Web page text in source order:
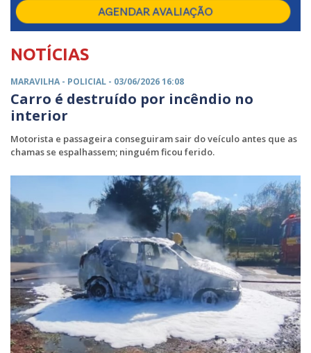
NOTÍCIAS
MARAVILHA - POLICIAL - 03/06/2026 16:08
Carro é destruído por incêndio no
interior
Motorista e passageira conseguiram sair do veículo antes que as
chamas se espalhassem; ninguém ficou ferido.